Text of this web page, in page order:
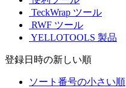
TeckWrap ツール
RWF ツール
YELLOTOOLS 製品
登録日時の新しい順
ソート番号の小さい順